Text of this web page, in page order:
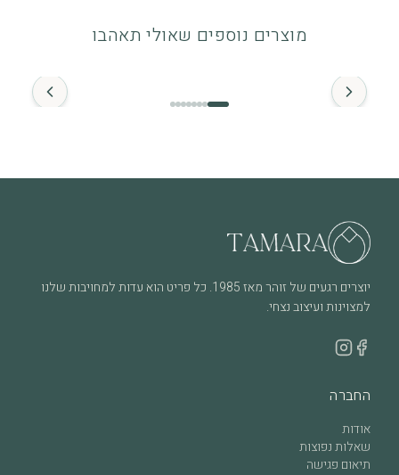
במדיניות האחריות.
התכשיט מיוצר מזהב איכותי (14K / 18K) ומשובץ ביהלומים טבעיים.
שימוש יומיומי עשוי לגרום לשחיקה טבעית לאורך זמן, וזה חלק
בבדיקה – אנחנו כאן.
מוצרים נוספים שאולי תאהבו
יוצרים רגעים של זוהר מאז 1985. כל פריט הוא עדות למחויבות שלנו
למצוינות ועיצוב נצחי.
החברה
אודות
שאלות נפוצות
תיאום פגישה